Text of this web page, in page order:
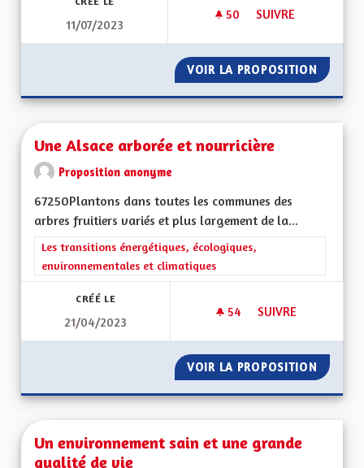
11/07/2023
50 50 ABONNÉS
SUIVRE
VOIR LA PROPOSITION UNE
Une Alsace arborée et nourricière
Proposition anonyme
67250Plantons dans toutes les communes des
arbres fruitiers variés et plus largement de la...
Filtrer les résultats de la catégorie : Les transitions
Les transitions énergétiques, écologiques,
environnementales et climatiques
CRÉÉ LE
21/04/2023
54 54 ABONNÉS
SUIVRE
VOIR LA PROPOSITION UNE
Un environnement sain et une grande
qualité de vie